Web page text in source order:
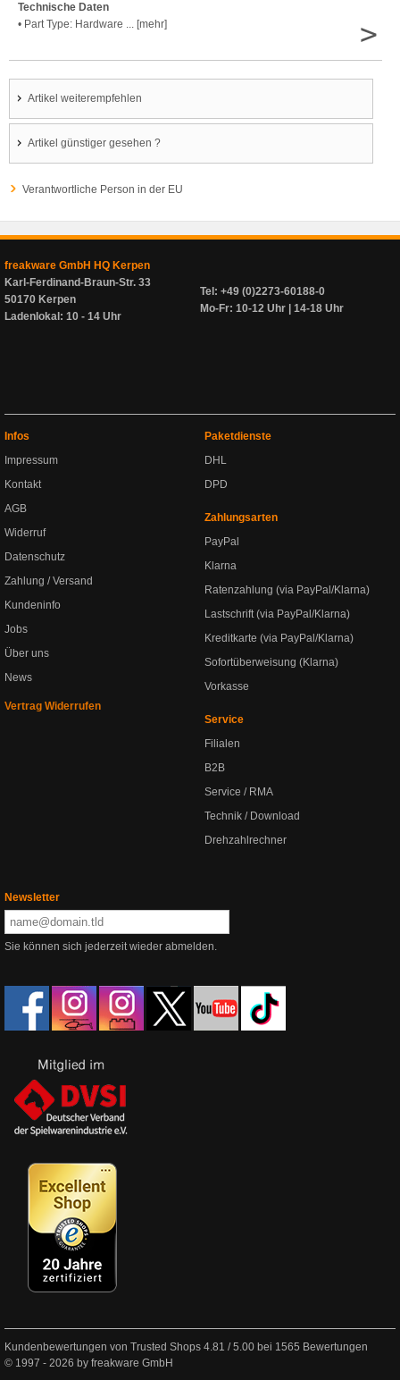
Technische Daten
• Part Type: Hardware ... [mehr]
>
Artikel weiterempfehlen
Artikel günstiger gesehen ?
Verantwortliche Person in der EU
freakware GmbH HQ Kerpen
Karl-Ferdinand-Braun-Str. 33
50170 Kerpen
Ladenlokal: 10 - 14 Uhr
Tel: +49 (0)2273-60188-0
Mo-Fr: 10-12 Uhr | 14-18 Uhr
Infos
Impressum
Kontakt
AGB
Widerruf
Datenschutz
Zahlung / Versand
Kundeninfo
Jobs
Über uns
News
Vertrag Widerrufen
Paketdienste
DHL
DPD
Zahlungsarten
PayPal
Klarna
Ratenzahlung (via PayPal/Klarna)
Lastschrift (via PayPal/Klarna)
Kreditkarte (via PayPal/Klarna)
Sofortüberweisung (Klarna)
Vorkasse
Service
Filialen
B2B
Service / RMA
Technik / Download
Drehzahlrechner
Newsletter
Sie können sich jederzeit wieder abmelden.
Kundenbewertungen von Trusted Shops 4.81 /5.00 bei 1565 Bewertungen
© 1997 - 2026 by freakware GmbH